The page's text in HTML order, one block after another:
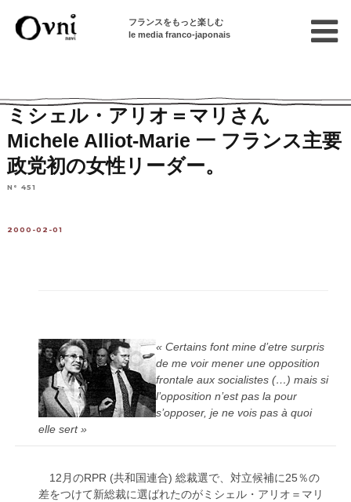
フランスをもっと楽しむ
le media franco-japonais
ミシェル・アリオ＝マリさん
Michele Alliot-Marie 一 フランス主要
政党初の女性リーダー。
N° 451
2000-02-01
« Certains font mine d’etre surpris
de me voir mener une opposition
frontale aux socialistes (…) mais si
l’opposition n’est pas la pour
s’opposer, je ne vois pas à quoi
elle sert »
12月のRPR (共和国連合) 総裁選で、対立候補に25％の
差をつけて新総裁に選ばれたのがミシェル・アリオ＝マリ